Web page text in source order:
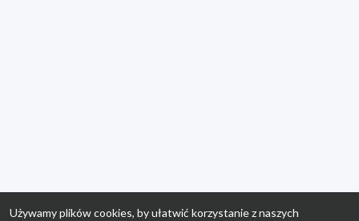
Używamy plików cookies, by ułatwić korzystanie z naszych